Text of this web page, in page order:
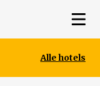
Alle hotels